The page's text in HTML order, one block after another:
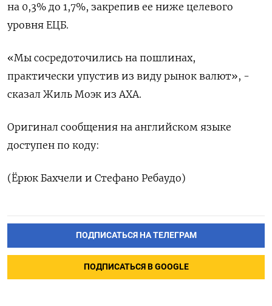
на 0,3% до 1,7%, закрепив ее ниже целевого
уровня ЕЦБ.
«Мы сосредоточились на пошлинах,
практически упустив из виду рынок валют», -
сказал Жиль Моэк из AXA.
Оригинал сообщения на английском языке
доступен по коду:
(Ёрюк Бахчели и Стефано Ребаудо)
ПОДПИСАТЬСЯ НА ТЕЛЕГРАМ
ПОДПИСАТЬСЯ В GOOGLE